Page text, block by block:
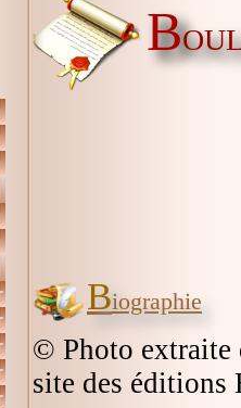
B
Biographie
© Photo extraite
site des éditions